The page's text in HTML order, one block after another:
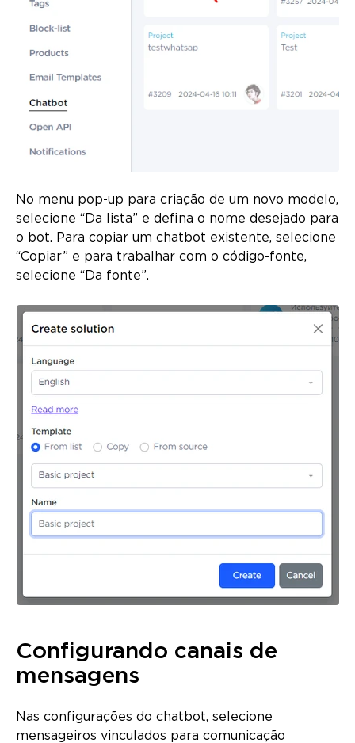
No menu pop-up para criação de um novo modelo,
selecione “Da lista” e defina o nome desejado para
o bot. Para copiar um chatbot existente, selecione
“Copiar” e para trabalhar com o código-fonte,
selecione “Da fonte”.
Configurando canais de
mensagens
Nas configurações do chatbot, selecione
mensageiros vinculados para comunicação